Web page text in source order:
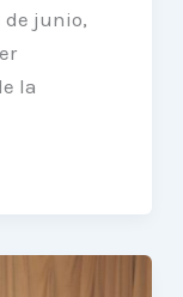
de junio,
la